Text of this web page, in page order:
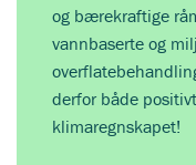
og bærekraftige
vannbaserte og
derfor både
klimaregnskapet!